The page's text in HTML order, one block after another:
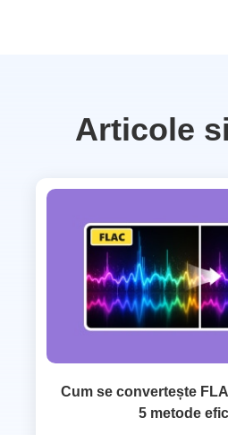
Articole
Cum se convertește
5 metode